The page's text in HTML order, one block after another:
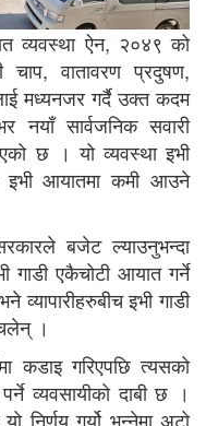
व्यवस्था ऐन, २०४९ को
वातावरण प्रदुषण,
मध्यनजर गर्दै उक्त कदम
सार्वजनिक सवारी
छ । यो व्यवस्था इभी
इभी आयातमा कमी आउने
बजेट ल्याउनुभन्दा
गाडी एकैचोटी आयात गर्ने
इभी गाडी
।
कडाइ गरिएपछि त्यसको
व्यवसायीको दाबी छ ।
निर्णय गर्यो भन्नेमा अटो